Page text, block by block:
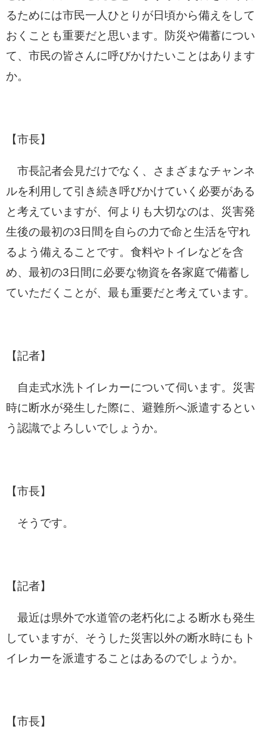
るためには市民一人ひとりが日頃から備えをして
おくことも重要だと思います。防災や備蓄につい
て、市民の皆さんに呼びかけたいことはあります
か。
【市長】
市長記者会見だけでなく、さまざまなチャンネ
ルを利用して引き続き呼びかけていく必要がある
と考えていますが、何よりも大切なのは、災害発
生後の最初の3日間を自らの力で命と生活を守れ
るよう備えることです。食料やトイレなどを含
め、最初の3日間に必要な物資を各家庭で備蓄し
ていただくことが、最も重要だと考えています。
【記者】
自走式水洗トイレカーについて伺います。災害
時に断水が発生した際に、避難所へ派遣するとい
う認識でよろしいでしょうか。
【市長】
そうです。
【記者】
最近は県外で水道管の老朽化による断水も発生
していますが、そうした災害以外の断水時にもト
イレカーを派遣することはあるのでしょうか。
【市長】